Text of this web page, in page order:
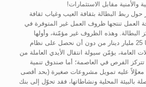
والأمنية مقابل الاستثمارات!
حول ربط البطالة بثقافة العيب وغياب ثقافة
العمل تنتجها ظروف العمل غير المتوفرة في
البطالة. وهذه الظروف غير مؤمّنة، وأولها
النقل. وها نحن أحرقنا 25 مليار دينار من دون أن نحصل على نظام
العامة، يؤمّن سيولة انتقال الأيدي العاملة من
الفرص في العاصمة؛ أما صندوق تنمية
معوَّلاً عليه تمويل مشروعات صغيرة (بحد أقصى
بالبيئة المحلية ونشاطاتها، فقد تحوّل إلى بنك